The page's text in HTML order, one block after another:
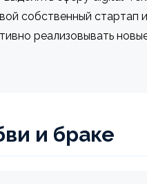
собственный
реализовывать
и браке